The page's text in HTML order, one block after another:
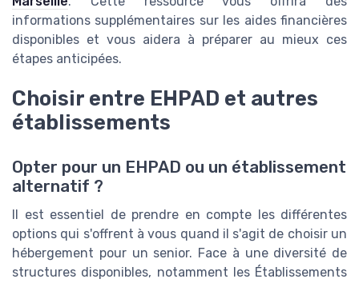
informations supplémentaires sur les aides financières
disponibles et vous aidera à préparer au mieux ces
étapes anticipées.
Choisir entre EHPAD et autres
établissements
Opter pour un EHPAD ou un établissement
alternatif ?
Il est essentiel de prendre en compte les différentes
options qui s'offrent à vous quand il s'agit de choisir un
hébergement pour un senior. Face à une diversité de
structures disponibles, notamment les Établissements